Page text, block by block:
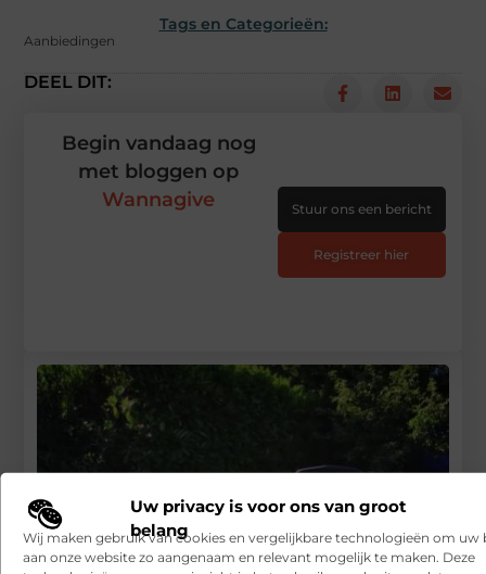
Uw privacy is voor ons van groot
belang
Wij maken gebruik van cookies en vergelijkbare technologieën om uw
aan onze website zo aangenaam en relevant mogelijk te maken. Deze
Tags en Categorieën:
Aanbiedingen
DEEL DIT:
Begin vandaag nog
met bloggen op
Wannagive
Stuur ons een bericht
Registreer hier